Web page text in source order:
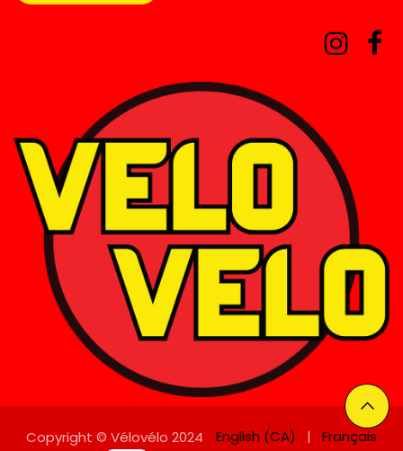
Copyright © Vélovélo 2024 English (CA) |
Français